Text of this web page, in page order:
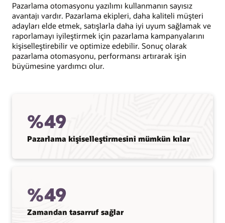
Pazarlama otomasyonu yazılımı kullanmanın sayısız
avantajı vardır. Pazarlama ekipleri, daha kaliteli müşteri
adayları elde etmek, satışlarla daha iyi uyum sağlamak ve
raporlamayı iyileştirmek için pazarlama kampanyalarını
kişiselleştirebilir ve optimize edebilir. Sonuç olarak
pazarlama otomasyonu, performansı artırarak işin
büyümesine yardımcı olur.
%49
Pazarlama kişiselleştirmesini mümkün kılar
%49
Zamandan tasarruf sağlar